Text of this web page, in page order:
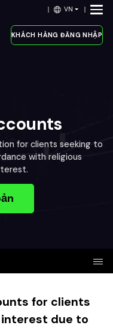
VN
KHÁCH HÀNG ĐĂNG NHẬP
for clients seeking to
with religious
for clients
due to